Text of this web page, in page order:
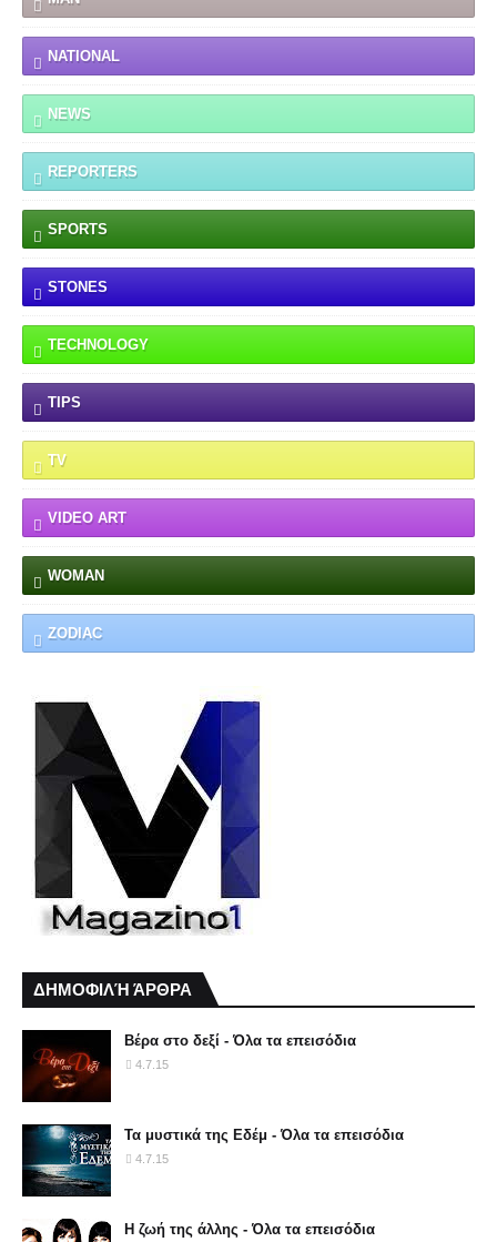
NATIONAL
NEWS
REPORTERS
SPORTS
STONES
TECHNOLOGY
TIPS
TV
VIDEO ART
WOMAN
ZODIAC
ΔΗΜΟΦΙΛΉ ΆΡΘΡΑ
Βέρα στο δεξί - Όλα τα επεισόδια
4.7.15
Τα μυστικά της Εδέμ - Όλα τα επεισόδια
4.7.15
Η ζωή της άλλης - Όλα τα επεισόδια